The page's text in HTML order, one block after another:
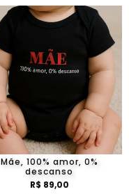
Mãe, 100% amor, 0%
descanso
R$ 89,00